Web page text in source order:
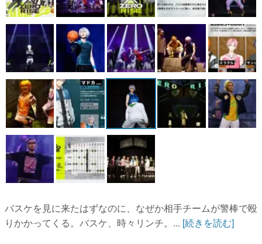
バスケを見に来たはずなのに、なぜか相手チームが警棒で殴
りかかってくる。バスケ、時々リンチ。... [続きを読む]